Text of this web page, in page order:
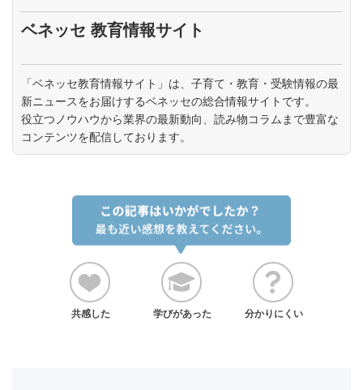
ベネッセ 教育情報サイト
「ベネッセ教育情報サイト」は、子育て・教育・受験情報の最
新ニュースをお届けするベネッセの総合情報サイトです。
役立つノウハウから業界の最新動向、読み物コラムまで豊富な
コンテンツを配信しております。
共感した 学びがあった 分かりにくい